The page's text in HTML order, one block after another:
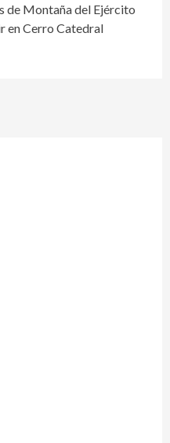
de Montaña del Ejército
en Cerro Catedral